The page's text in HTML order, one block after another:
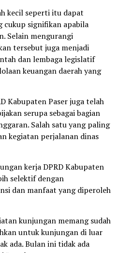
kecil seperti itu dapat
cukup signifikan apabila
Selain mengurangi
tersebut juga menjadi
dan lembaga legislatif
keuangan daerah yang
Kabupaten Paser juga telah
serupa sebagai bagian
Salah satu yang paling
kegiatan perjalanan dinas
kerja DPRD Kabupaten
selektif dengan
dan manfaat yang diperoleh
kunjungan memang sudah
untuk kunjungan di luar
ada. Bulan ini tidak ada